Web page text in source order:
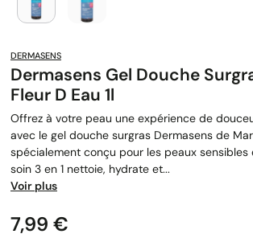
DERMASENS
Dermasens Gel Douche
Fleur D Eau 1l
Offrez à votre peau une expérience de
avec le gel douche surgras Dermasens de
spécialement conçu pour les peaux sensibles
soin 3 en 1 nettoie, hydrate et...
Voir plus
Prix
7,99 €